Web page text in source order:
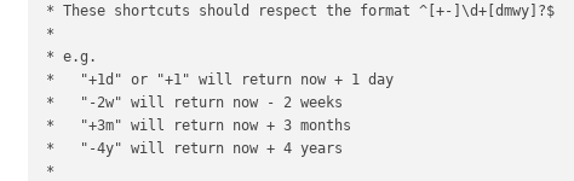
* These shortcuts should respect the format ^[+-]\d+[dmwy]?$
*
* e.g.
*   "+1d" or "+1" will return now + 1 day
*   "-2w" will return now - 2 weeks
*   "+3m" will return now + 3 months
*   "-4y" will return now + 4 years
*